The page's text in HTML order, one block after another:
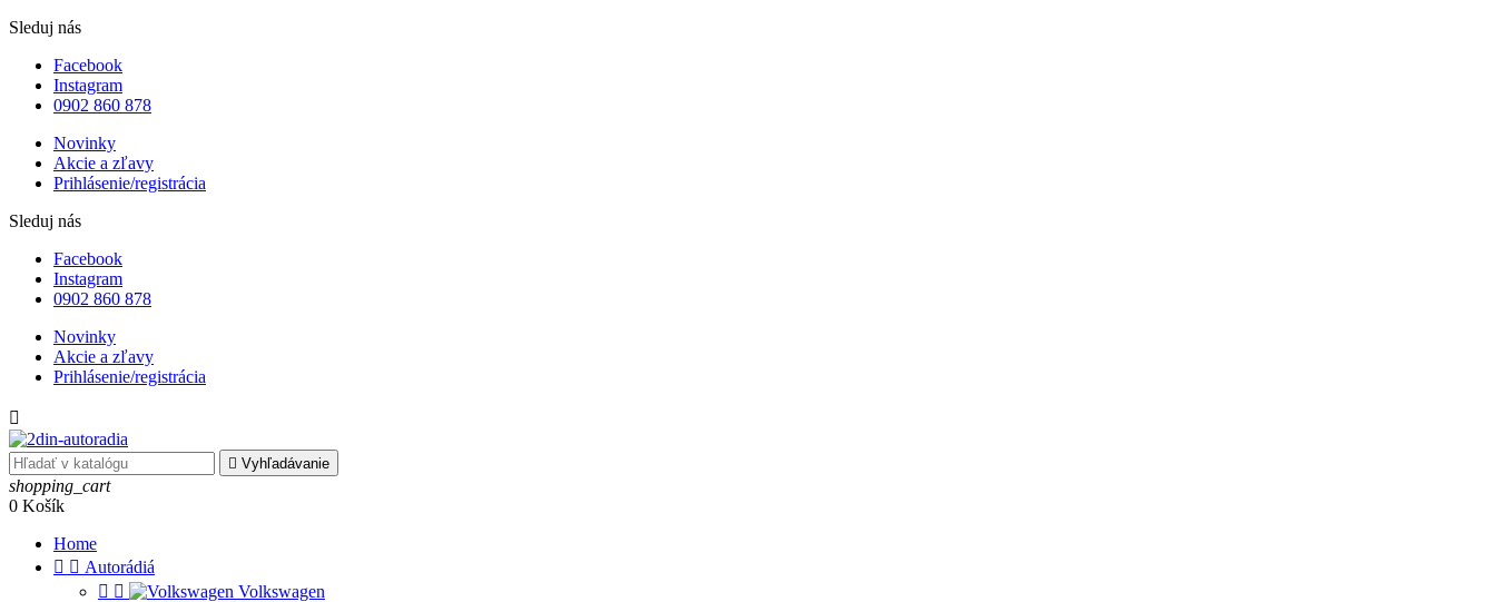
Sleduj nás
Facebook
Instagram
0902 860 878
Novinky
Akcie a zľavy
Prihlásenie/registrácia
Sleduj nás
Facebook
Instagram
0902 860 878
Novinky
Akcie a zľavy
Prihlásenie/registrácia

 Vyhľadávanie
shopping_cart
0 Košík
Home
  Autorádiá
 
Volkswagen